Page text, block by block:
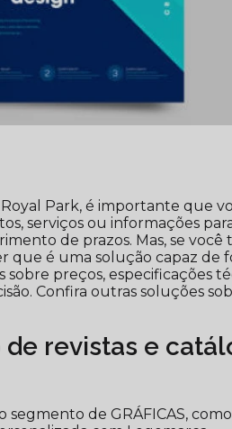
Park, é importante que
serviços ou informações
de prazos. Mas, se você
que é uma solução capaz de
preços, especificações
Confira outras soluções
revistas e
de GRÁFICAS, como